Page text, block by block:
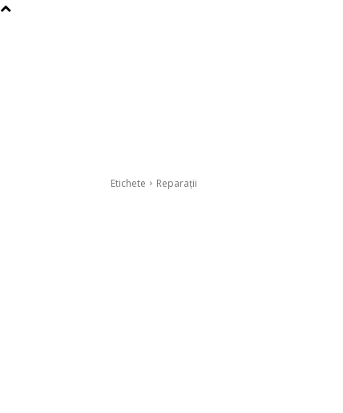
Etichete Reparații